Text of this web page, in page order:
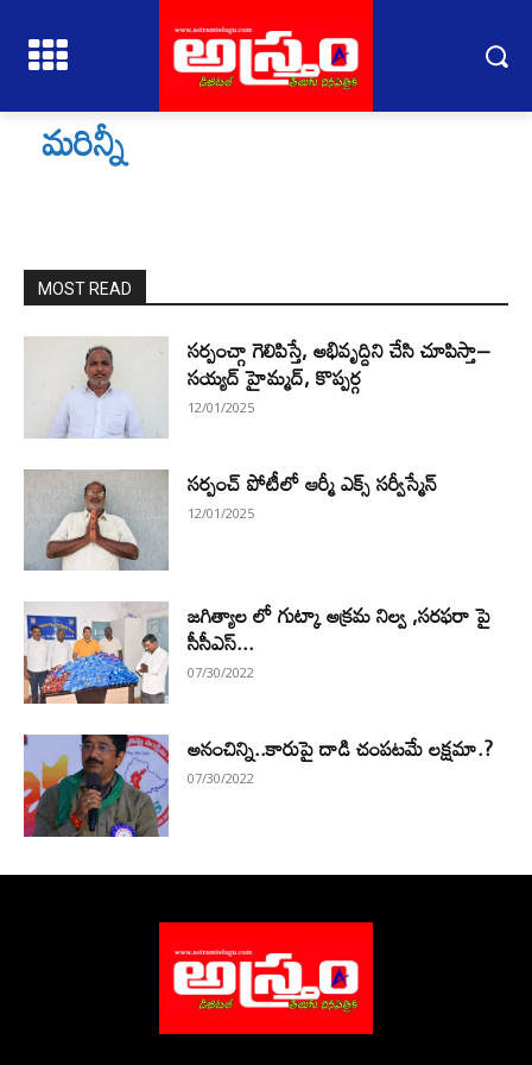
మరిన్నీ
MOST READ
సర్పంచ్గా గెలిపిస్తే, అభివృద్దిని చేసి చూపిస్తా–
సయ్యద్ హైమ్మద్, కొప్పర్గ
12/01/2025
సర్పంచ్ పోటీలో ఆర్మీ ఎక్స్ సర్వీస్మేన్
12/01/2025
జగిత్యాల లో గుట్కా అక్రమ నిల్వ ,సరఫరా పై
సీసీఎస్...
07/30/2022
అనంచిన్ని..కారుపై దాడి చంపటమే లక్షమా.?
07/30/2022